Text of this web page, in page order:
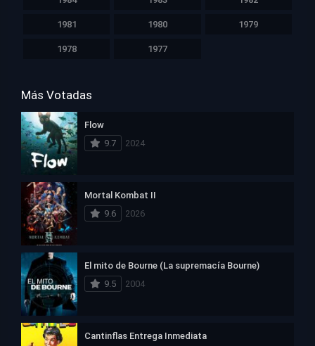
1981 1980 1979
1978 1977
Más Votadas
Flow
9.7
2024
Mortal Kombat II
9.6
2026
El mito de Bourne (La supremacía Bourne)
9.5
2004
Cantinflas Entrega Inmediata